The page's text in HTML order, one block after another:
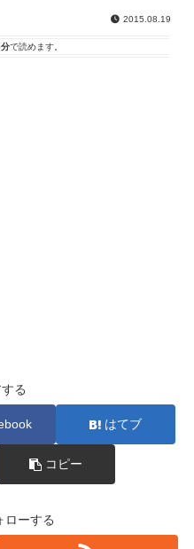
2015.08.19
で読めます。
る
はてブ
コピー
ローする